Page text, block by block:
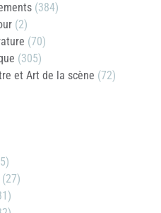
(384)
(2)
(70)
(305)
et Art de la scène (72)
(27)